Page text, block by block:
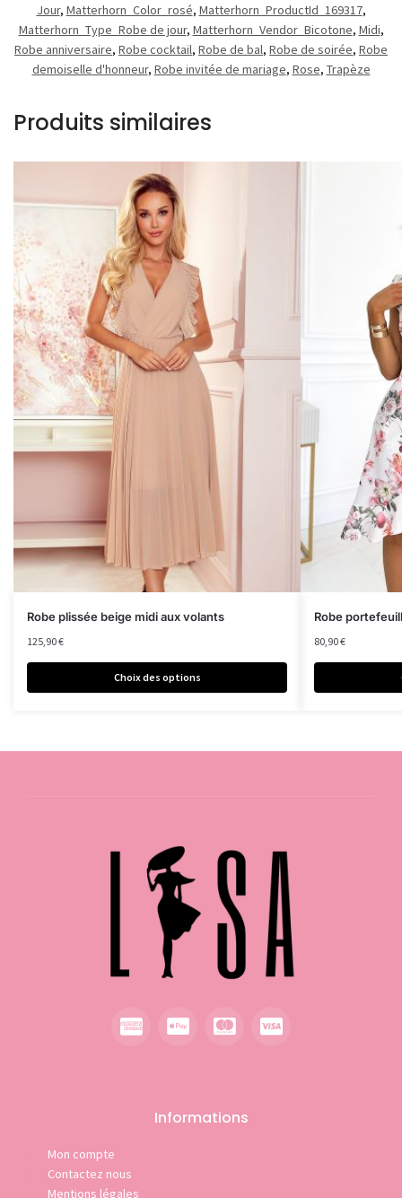
Jour, Matterhorn_Color_rosé, Matterhorn_ProductId_169317,
Matterhorn_Type_Robe de jour, Matterhorn_Vendor_Bicotone, Midi,
Robe anniversaire, Robe cocktail, Robe de bal, Robe de soirée, Robe
demoiselle d'honneur, Robe invitée de mariage, Rose, Trapèze
Produits similaires
Robe plissée beige midi aux volants
125,90€
Choix des options
Robe
80,90€
Informations
Mon compte
Contactez nous
Mentions légales